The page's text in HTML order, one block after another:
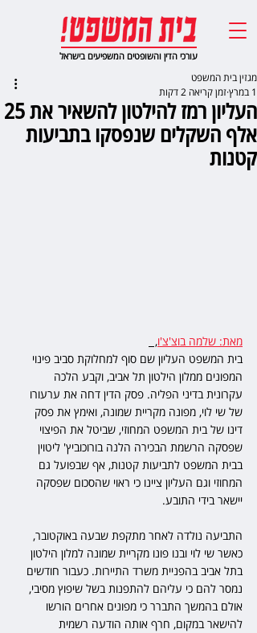
עורכי הדין והשופטים המשפיעים בישראל
העליון רמז להילטון להשאיר את 25
אלף השקלים שנפסקו בתביעות
קטנות
מגזין בית המשפט
1 במרץ
זמן קריאה 2 דקות
מאת: שלמה בוצ'צ'ו,
בית המשפט העליון שם סוף למחלוקת סביב פינוי
המפונים ממלון הילטון תל אביב, וקבע הלכה
עקרונית בדיני הפליה. פסק הדין דחה את ערעורו
של שי לוי, מפונה מקריית שמונה, ואימץ את פסק
דינו של בית המשפט המחוזי, שביטל את הפיצוי
שפסקה הרשמת הבכירה הלנה בורוכוביץ' ליטוין
בבית המשפט לתביעות קטנות, אף שבפועל גם
המחוזי וגם העליון ציינו כי ראוי שהסכום שפסקה
יישאר בידי התובע.
התביעה נולדה לאחר מתקפת שבעה באוקטובר,
כאשר שי לוי ובנו פונו מקריית שמונה למלון הילטון
בתל אביב בהפניית משרד התיירות. כעבור חודשים
נמסר להם כי עליהם להתפנות בשל שיפוץ מסיבי,
אולם בהמשך התברר כי מפונים אחרים הורשו
להישאר במקום, חרף אותה הודעה רשמית